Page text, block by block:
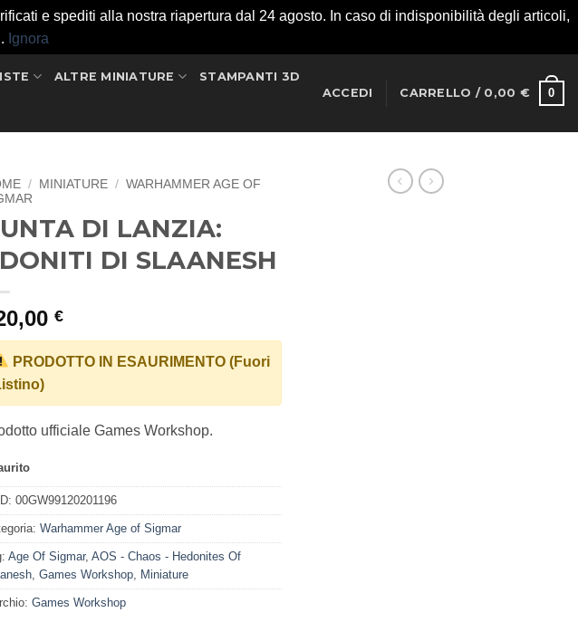
e spediti alla nostra riapertura dal 24 agosto. In caso di indisponibilità degli articoli,
Ignora
ALTRE MINIATURE STAMPANTI 3D
ACCEDI CARRELLO / 0,00 € 0
/ MINIATURE / WARHAMMER AGE OF
DI LANZIA:
DI SLAANESH
€
PRODOTTO IN ESAURIMENTO (Fuori
ufficiale Games Workshop.
00GW99120201196
Warhammer Age of Sigmar
Age Of Sigmar, AOS - Chaos - Hedonites Of
, Games Workshop, Miniature
Games Workshop